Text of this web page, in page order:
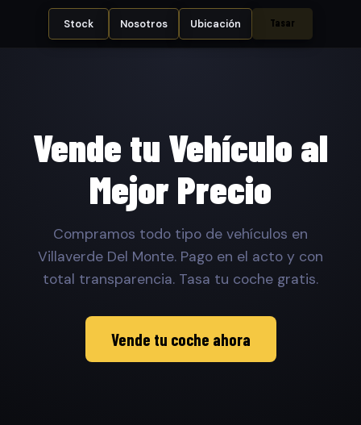
Stock Nosotros Ubicación Tasar
Vende tu Vehículo al
Mejor Precio
Compramos todo tipo de vehículos en
Villaverde Del Monte. Pago en el acto y con
total transparencia. Tasa tu coche gratis.
Vende tu coche ahora